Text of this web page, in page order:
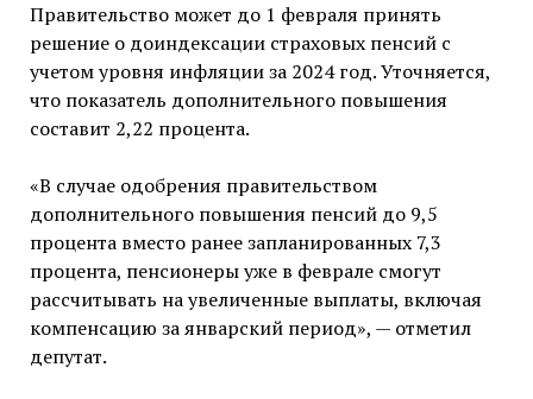
Правительство может до 1 февраля принять
решение о доиндексации страховых пенсий с
учетом уровня инфляции за 2024 год. Уточняется,
что показатель дополнительного повышения
составит 2,22 процента.
«В случае одобрения правительством
дополнительного повышения пенсий до 9,5
процента вместо ранее запланированных 7,3
процента, пенсионеры уже в феврале смогут
рассчитывать на увеличенные выплаты, включая
компенсацию за январский период», — отметил
депутат.